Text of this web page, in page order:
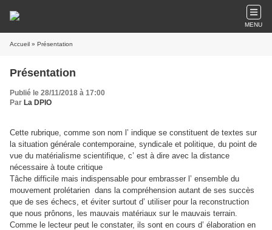
MENU
Accueil » Présentation
Présentation
Publié le 28/11/2018 à 17:00
Par La DPIO
Cette rubrique, comme son nom l’ indique se constituent de textes sur
la situation générale contemporaine, syndicale et politique, du point de
vue du matérialisme scientifique, c’ est à dire avec la distance
nécessaire à toute critique
Tâche difficile mais indispensable pour embrasser l’ ensemble du
mouvement prolétarien dans la compréhension autant de ses succès
que de ses échecs, et éviter surtout d’ utiliser pour la reconstruction
que nous prônons, les mauvais matériaux sur le mauvais terrain.
Comme le lecteur peut le constater, ils sont en cours d’ élaboration en